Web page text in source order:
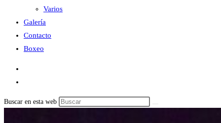
Varios
Galería
Contacto
Boxeo
Buscar en esta web